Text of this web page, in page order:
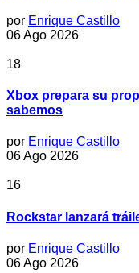
por Enrique Castillo
06 Ago 2026
18
Xbox prepara su
sabemos
por Enrique Castillo
06 Ago 2026
16
Rockstar lanzará
por Enrique Castillo
06 Ago 2026